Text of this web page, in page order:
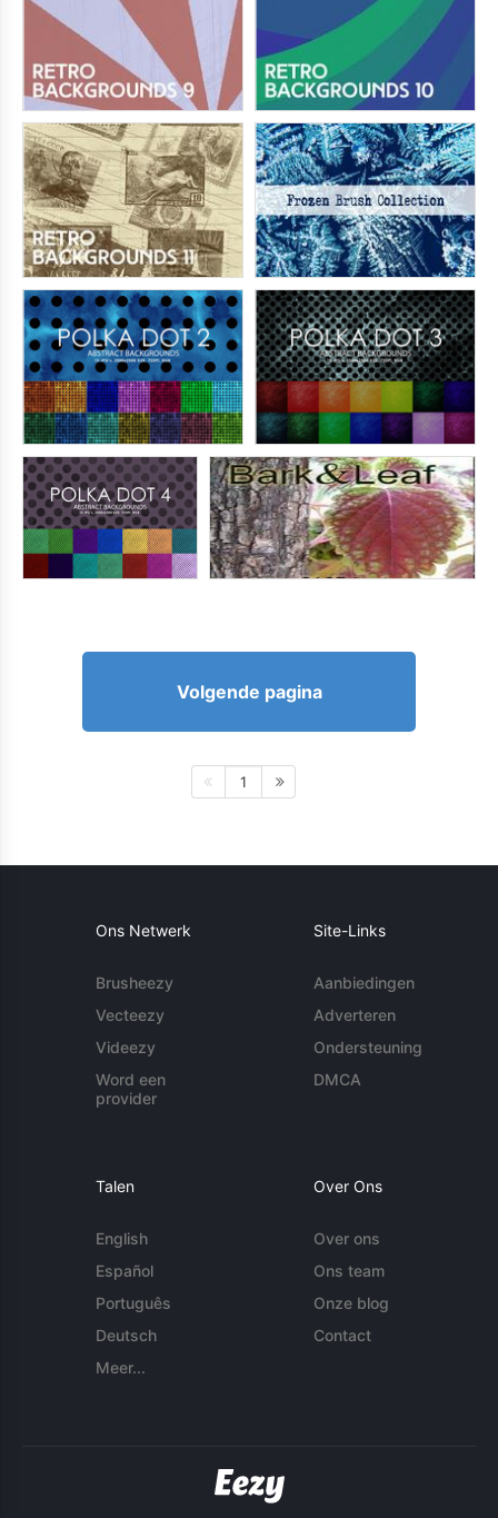
Volgende pagina
1
Ons Netwerk
Brusheezy
Vecteezy
Videezy
Word een
provider
Site-Links
Aanbiedingen
Adverteren
Ondersteuning
DMCA
Talen
English
Español
Português
Deutsch
Meer...
Over Ons
Over ons
Ons team
Onze blog
Contact